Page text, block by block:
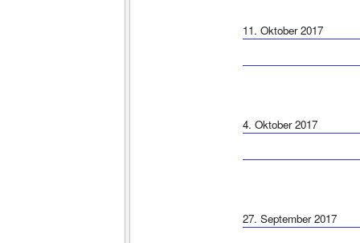
11. Oktober 2017
4. Oktober 2017
27. September 2017